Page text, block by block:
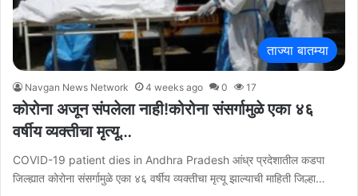
ताज्या बातम्या
Navgan News Network 4 weeks ago 0 17
कोरोना अजून संपलेला नाही!कोरोना संसर्गामुळे एका ४६
वर्षीय व्यक्तीचा मृत्यू…
COVID-19 patient dies in Andhra Pradesh आंध्र प्रदेशातील कडपा
जिल्ह्यात कोरोना संसर्गामुळे एका ४६ वर्षीय व्यक्तीचा मृत्यू झाल्याची माहिती जिल्हा…